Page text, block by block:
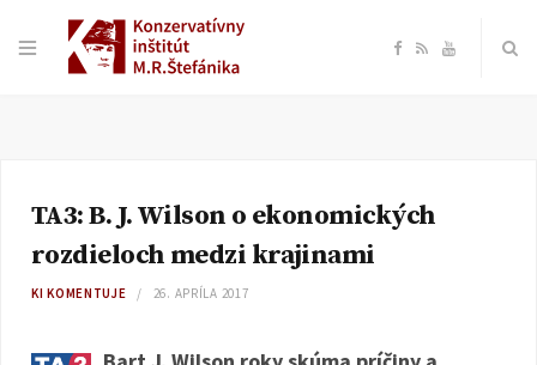
F
e
R Y
TA3: B. J. Wilson o ekonomických
rozdieloch medzi krajinami
KI KOMENTUJE 26. APRÍLA 2017